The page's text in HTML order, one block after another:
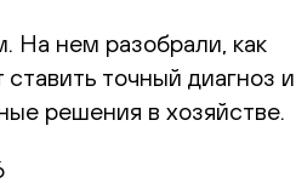
На нем разобрали, как
точный диагноз и
решения в хозяйстве.